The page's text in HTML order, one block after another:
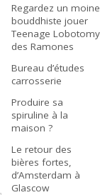
Regardez un moine
bouddhiste jouer
Teenage Lobotomy
des Ramones
Bureau d’études
carrosserie
Produire sa
spiruline à la
maison ?
Le retour des
bières fortes,
d’Amsterdam à
Glascow